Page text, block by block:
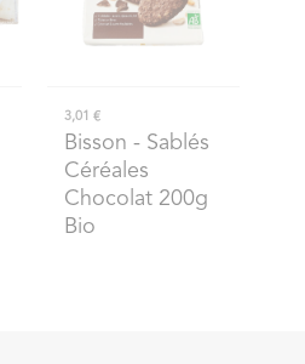
3,01 €
Bisson - Sablés
Céréales
Chocolat 200g
Bio